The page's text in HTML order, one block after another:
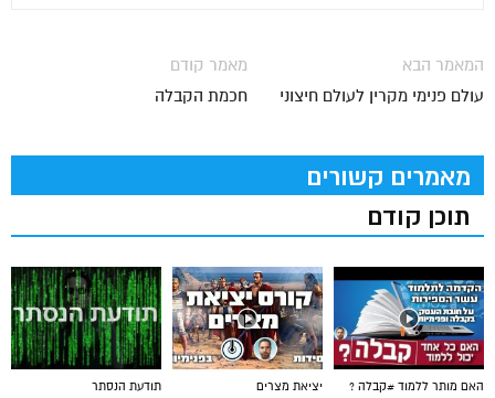
מאמר קודם
חכמת הקבלה
המאמר הבא
עולם פנימי מקרין לעולם חיצוני
מאמרים קשורים
תוכן קודם
תודעת הנסתר יציאת מצרים
האם מותר ללמוד #קבלה ?